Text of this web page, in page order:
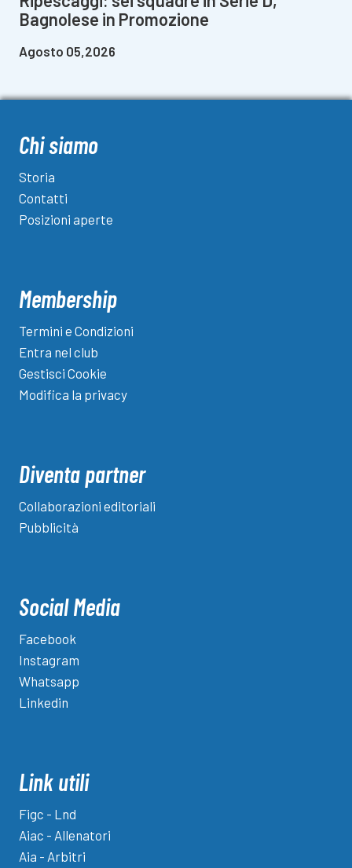
Bagnolese in Promozione
Agosto 05,2026
Chi siamo
Storia
Contatti
Posizioni aperte
Membership
Termini e Condizioni
Entra nel club
Gestisci Cookie
Modifica la privacy
Diventa partner
Collaborazioni editoriali
Pubblicità
Social Media
Facebook
Instagram
Whatsapp
Linkedin
Link utili
Figc - Lnd
Aiac - Allenatori
Aia - Arbitri